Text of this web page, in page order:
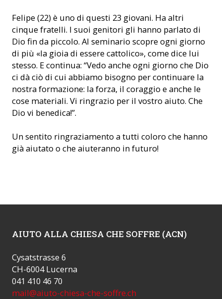
Felipe (22) è uno di questi 23 giovani. Ha altri
cinque fratelli. I suoi genitori gli hanno parlato di
Dio fin da piccolo. Al seminario scopre ogni giorno
di più «la gioia di essere cattolico», come dice lui
stesso. E continua: “Vedo anche ogni giorno che Dio
ci dà ciò di cui abbiamo bisogno per continuare la
nostra formazione: la forza, il coraggio e anche le
cose materiali. Vi ringrazio per il vostro aiuto. Che
Dio vi benedica!”.
Un sentito ringraziamento a tutti coloro che hanno
già aiutato o che aiuteranno in futuro!
AIUTO ALLA CHIESA CHE SOFFRE (ACN)
Cysatstrasse 6
CH-6004 Lucerna
041 410 46 70
mail@aiuto-chiesa-che-soffre.ch